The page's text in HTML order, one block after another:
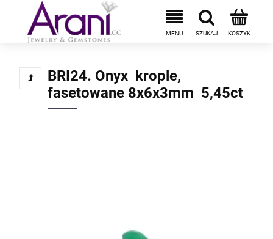
BRI24. Onyx krople,
fasetowane 8x6x3mm 5,45ct